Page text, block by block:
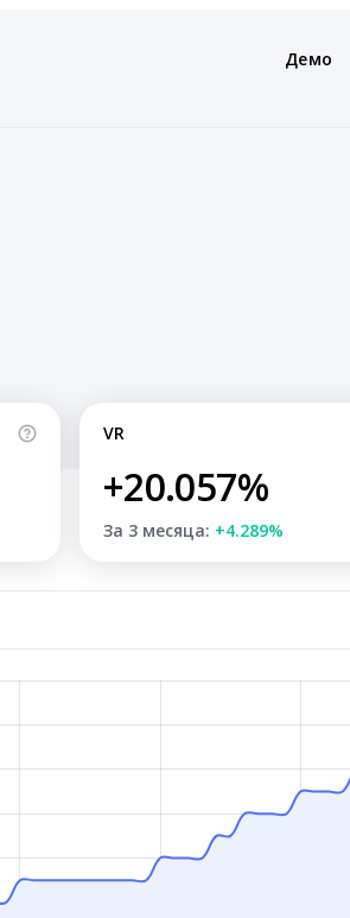
Демо
VR
+20.057%
За 3 месяца: +4.289%